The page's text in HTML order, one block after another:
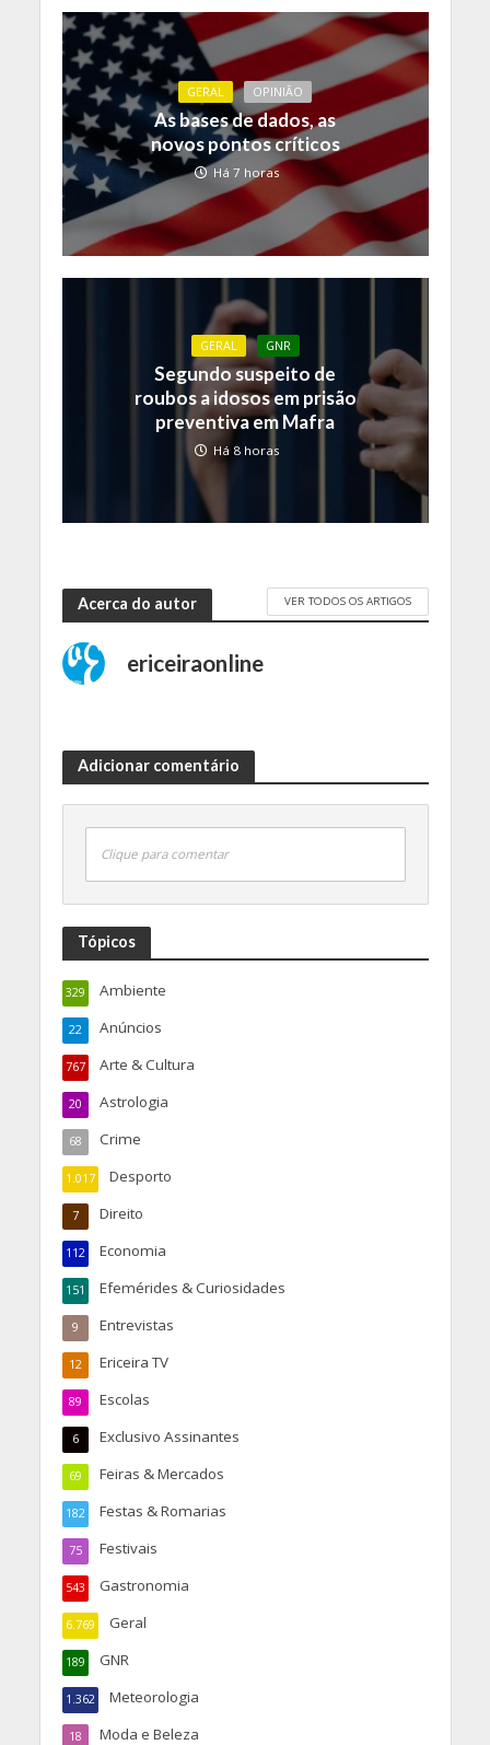
GERAL OPINIÃO
As bases de dados, as
novos pontos críticos
Há 7 horas
GERAL GNR
Segundo suspeito de
roubos a idosos em prisão
preventiva em Mafra
Há 8 horas
Acerca do autor VER TODOS OS ARTIGOS
ericeiraonline
Adicionar comentário
Clique para comentar
Tópicos
Ambiente
329
Anúncios
22
Arte & Cultura
767
Astrologia
20
Crime
68
Desporto
1.017
Direito
7
Economia
112
Efemérides & Curiosidades
151
Entrevistas
9
Ericeira TV
12
Escolas
89
Exclusivo Assinantes
6
Feiras & Mercados
69
Festas & Romarias
182
Festivais
75
Gastronomia
543
Geral
6.769
GNR
189
Meteorologia
1.362
Moda e Beleza
18